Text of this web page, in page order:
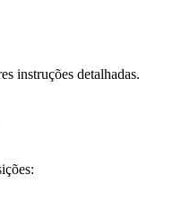
instruções detalhadas.